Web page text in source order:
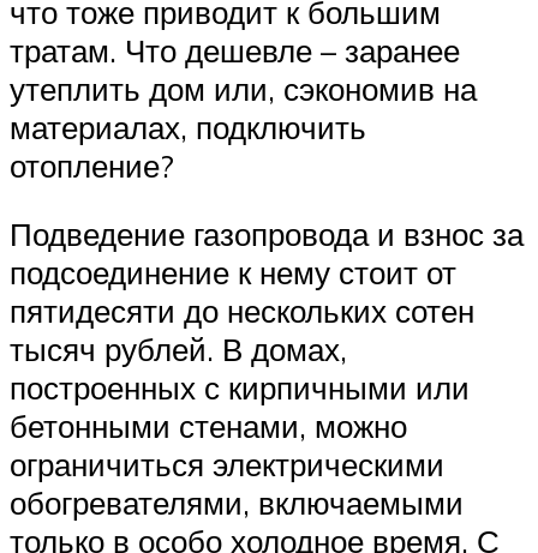
что тоже приводит к большим
тратам. Что дешевле – заранее
утеплить дом или, сэкономив на
материалах, подключить
отопление?
Подведение газопровода и взнос за
подсоединение к нему стоит от
пятидесяти до нескольких сотен
тысяч рублей. В домах,
построенных с кирпичными или
бетонными стенами, можно
ограничиться электрическими
обогревателями, включаемыми
только в особо холодное время. С